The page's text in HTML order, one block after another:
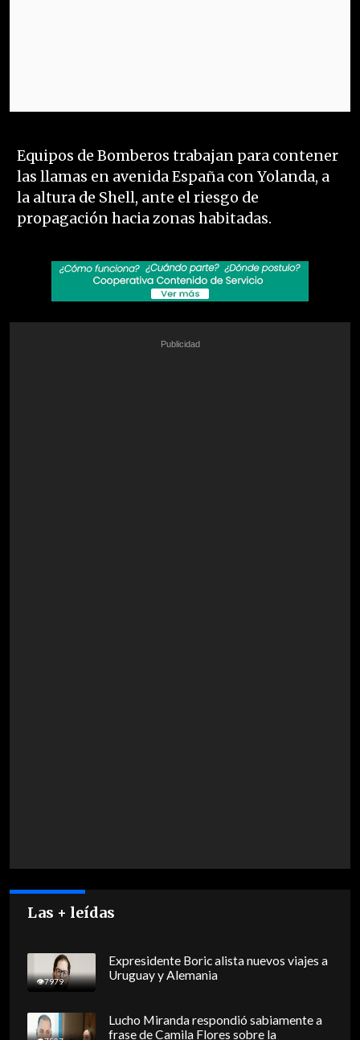
Equipos de Bomberos trabajan para contener
las llamas en avenida España con Yolanda, a
la altura de Shell, ante el riesgo de
propagación hacia zonas habitadas.
Las + leídas
7979
Expresidente Boric alista nuevos viajes a
Uruguay y Alemania
Lucho Miranda respondió sabiamente a
frase de Camila Flores sobre la